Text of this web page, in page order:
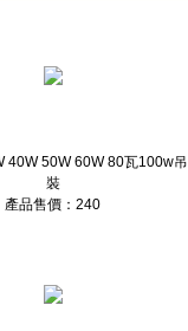
40W 50W 60W 80瓦100w吊
裝
產品售價：240